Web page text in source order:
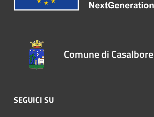
Comune di Casalbore
SEGUICI SU